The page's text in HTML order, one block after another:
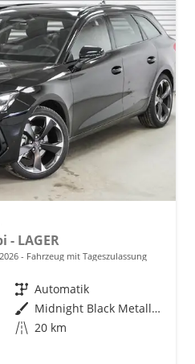
- LAGER
Fahrzeug mit Tageszulassung
Getriebe Automatik
Außenfarbe
Midnight Black Metallic (0E)
Kilometerstand 20 km